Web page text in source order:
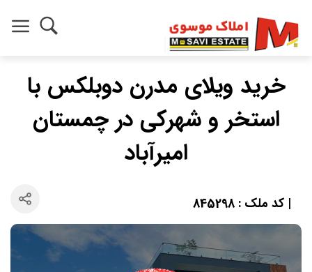
خرید ویلای مدرن دوبلکس با
استخر و شهرکی در چمستان
امیرآباد
| کد ملک : 845298